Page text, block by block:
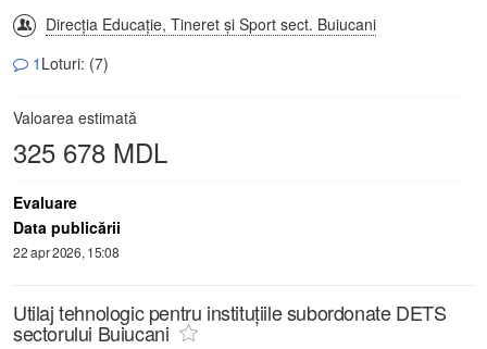
Direcţia Educaţie, Tineret şi Sport sect. Buiucani
1 Loturi: (7)
Valoarea estimată
325 678 MDL
Evaluare
Data publicării
22 apr 2026, 15:08
Utilaj tehnologic pentru instituțiile subordonate DETS
sectorului Buiucani